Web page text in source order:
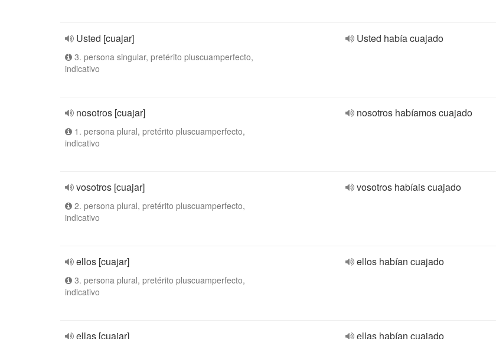
Usted [cuajar]
3. persona singular, pretérito pluscuamperfecto,
indicativo
Usted había cuajado
nosotros [cuajar]
1. persona plural, pretérito pluscuamperfecto,
indicativo
nosotros habíamos cuajado
vosotros [cuajar]
2. persona plural, pretérito pluscuamperfecto,
indicativo
vosotros habíais cuajado
ellos [cuajar]
3. persona plural, pretérito pluscuamperfecto,
indicativo
ellos habían cuajado
ellas [cuajar] ellas habían cuajado